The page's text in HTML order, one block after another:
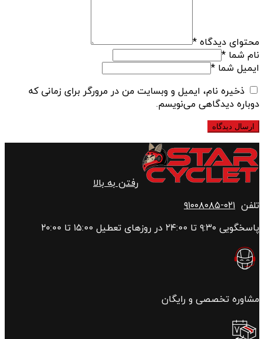
محتوای دیدگاه *
نام شما *
ایمیل شما *
ذخیره نام، ایمیل و وبسایت من در مرورگر برای زمانی که
دوباره دیدگاهی می‌نویسم.
رفتن به بالا
تلفن ۰۲۱-۹۱۰۰۸۰۸۵
پاسخگویی ۹:۳۰ تا ۲۴:00 در روزهای تعطیل ۱۵:00 تا ۲۰:00
مشاوره تخصصی و رایگان